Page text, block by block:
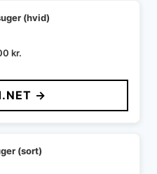
(hvid)
kr..
kr.
pris
er:
1.349,00 kr..
→
(sort)